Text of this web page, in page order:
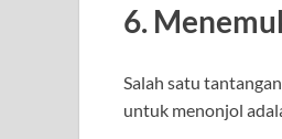
6.
Salah satu
untuk menonjol